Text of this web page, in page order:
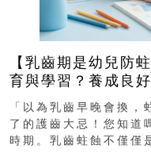
【乳齒期是幼兒防
育與學習？養成良好口腔習
瑯質 兒童牙膏防護
「以為乳齒早晚會換
了的護齒大忌！您知道
時期。乳齒蛀蝕不僅僅